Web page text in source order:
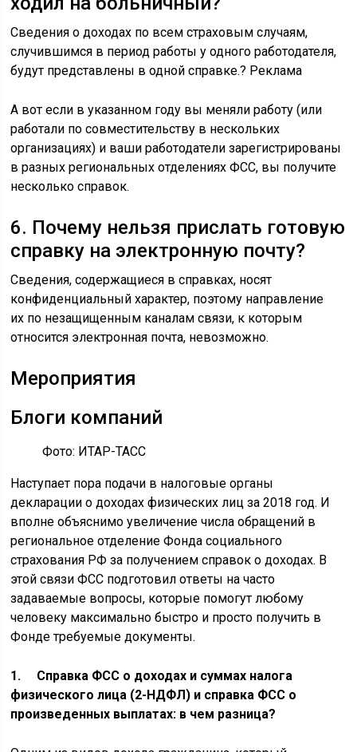
Сведения о доходах по всем страховым случаям,
случившимся в период работы у одного работодателя,
будут представлены в одной справке.? Реклама
А вот если в указанном году вы меняли работу (или
работали по совместительству в нескольких
организациях) и ваши работодатели зарегистрированы
в разных региональных отделениях ФСС, вы получите
несколько справок.
6. Почему нельзя прислать готовую
справку на электронную почту?
Сведения, содержащиеся в справках, носят
конфиденциальный характер, поэтому направление
их по незащищенным каналам связи, к которым
относится электронная почта, невозможно.
Мероприятия
Блоги компаний
Фото: ИТАР-ТАСС
Наступает пора подачи в налоговые органы
декларации о доходах физических лиц за 2018 год. И
вполне объяснимо увеличение числа обращений в
региональное отделение Фонда социального
страхования РФ за получением справок о доходах. В
этой связи ФСС подготовил ответы на часто
задаваемые вопросы, которые помогут любому
человеку максимально быстро и просто получить в
Фонде требуемые документы.
1. Справка ФСС о доходах и суммах налога
физического лица (2-НДФЛ) и справка ФСС о
произведенных выплатах: в чем разница?